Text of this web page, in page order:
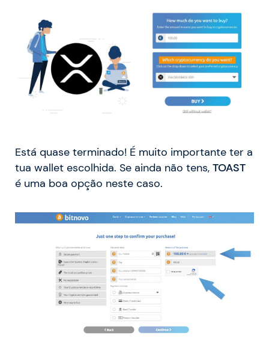
Está quase terminado! É muito importante ter a
tua wallet escolhida. Se ainda não tens, TOAST
é uma boa opção neste caso.